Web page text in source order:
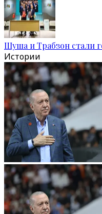
Шуша и Трабзон стали
Истории